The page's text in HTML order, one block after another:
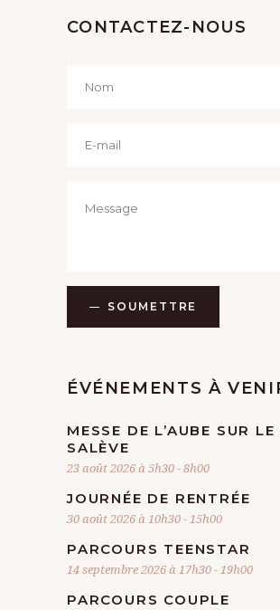
CONTACTEZ-NOUS
SOUMETTRE
ÉVÉNEMENTS À
MESSE DE L’AUBE SUR
SALÈVE
23 août 2026 à 5h30-8h00
JOURNÉE DE RENTRÉE
30 août 2026 à 10h30-15h00
PARCOURS TEENSTAR
14 septembre 2026 à 17h30-19h00
PARCOURS COUPLE